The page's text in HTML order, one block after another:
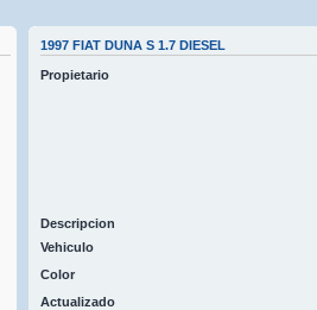
1997 FIAT DUNA S 1.7 DIESEL
Propietario
Descripcion
Vehiculo
Color
Actualizado